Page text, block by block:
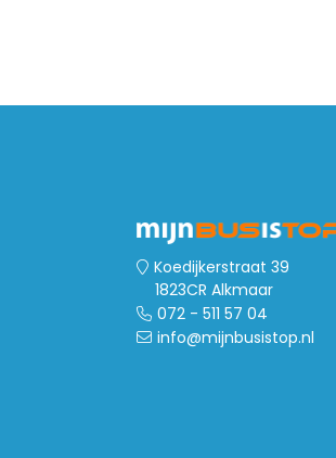
Deurpanelen
Dak- en
vloerventilatie
Opstaptrede
Stoelhoezen
Koedijkerstraat 39
1823CR Alkmaar
072 - 511 57 04
info@mijnbusistop.nl